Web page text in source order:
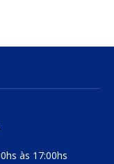
às 17:00hs